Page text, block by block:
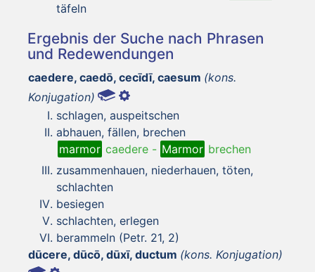
täfeln
Ergebnis der Suche nach Phrasen
und Redewendungen
caedere, caedō, cecīdī, caesum (kons.
Konjugation)
schlagen, auspeitschen
abhauen, fällen, brechen
marmor caedere - Marmor brechen
zusammenhauen, niederhauen, töten,
schlachten
besiegen
schlachten, erlegen
berammeln (Petr. 21, 2)
dūcere, dūcō, dūxī, ductum (kons. Konjugation)